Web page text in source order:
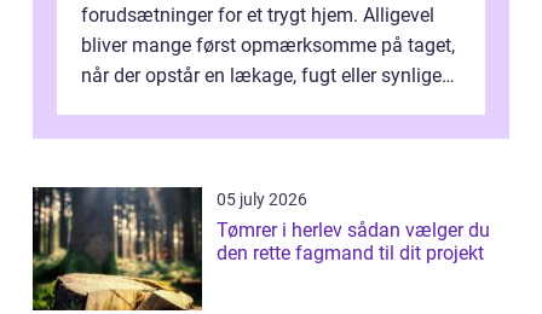
forudsætninger for et trygt hjem. Alligevel
bliver mange først opmærksomme på taget,
når der opstår en lækage, fugt eller synlige
05 july 2026
Tømrer i herlev sådan vælger du
den rette fagmand til dit projekt